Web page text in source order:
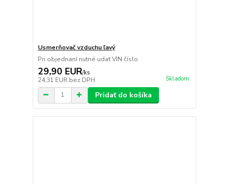
Usmerňovač vzduchu ľavý
Pri objednaní nutné udať VIN číslo
29,90 EUR/ks
24,31 EUR bez DPH Skladom
Pridať do košíka